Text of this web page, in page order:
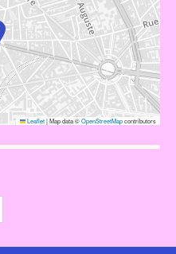
Leaflet|Map data ©OpenStreetMapcontributors